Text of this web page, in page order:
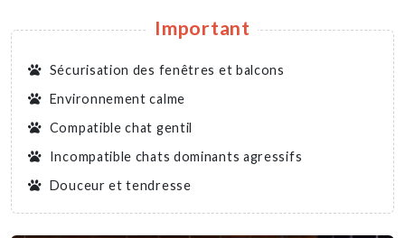
Important
Sécurisation des fenêtres et balcons
Environnement calme
Compatible chat gentil
Incompatible chats dominants agressifs
Douceur et tendresse